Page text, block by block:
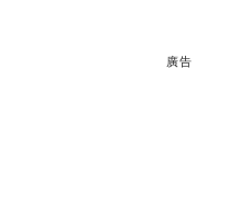
廣告